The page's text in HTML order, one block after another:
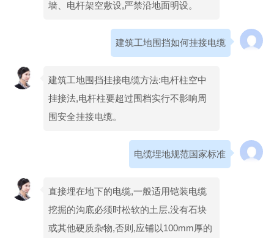
墙、电杆架空敷设,严禁沿地面明设。
建筑工地围挡如何挂接电缆
建筑工地围挡挂接电缆方法:电杆柱空中
挂接法,电杆柱要超过围档实行不影响周
围安全挂接电缆。
电缆埋地规范国家标准
直接埋在地下的电缆,一般适用铠装电缆
挖掘的沟底必须时松软的土层,没有石块
或其他硬质杂物,否则,应铺以100mm厚的